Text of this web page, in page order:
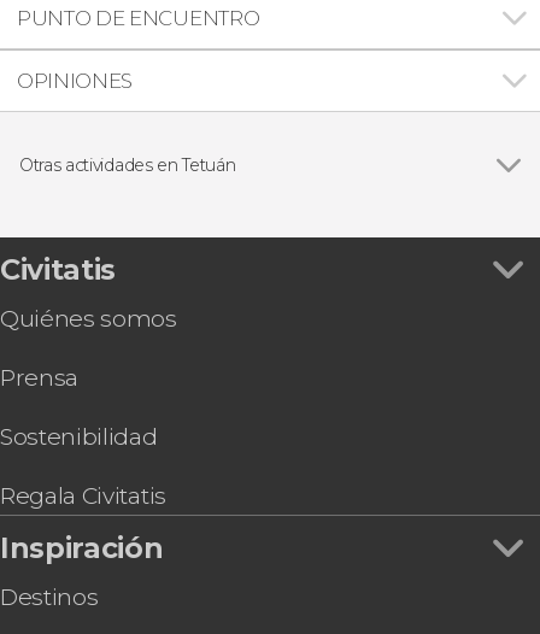
PUNTO DE ENCUENTRO
OPINIONES
Otras actividades en Tetuán
Baño y masaje en el hammam Torgan
Civitatis
Quiénes somos
Prensa
Sostenibilidad
Regala Civitatis
Inspiración
Destinos